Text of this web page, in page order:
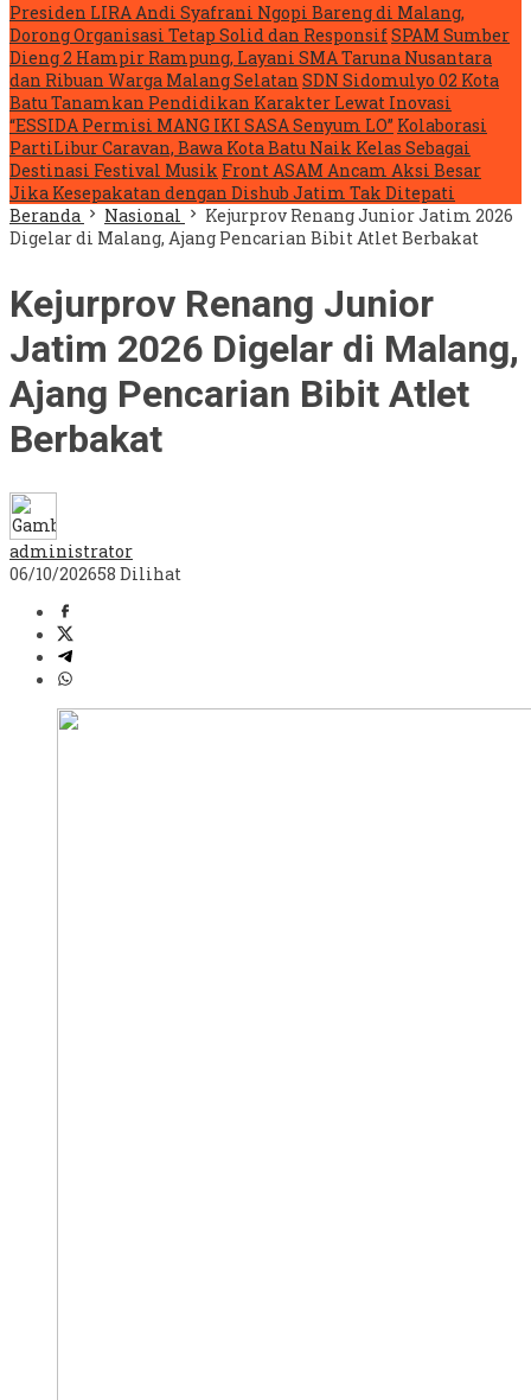
Presiden LIRA Andi Syafrani Ngopi Bareng di Malang,
Dorong Organisasi Tetap Solid dan ResponsifSPAM Sumber
Dieng 2 Hampir Rampung, Layani SMA Taruna Nusantara
dan Ribuan Warga Malang Selatan SDN Sidomulyo 02 Kota
Batu Tanamkan Pendidikan Karakter Lewat Inovasi
“ESSIDA Permisi MANG IKI SASA Senyum LO” Kolaborasi
PartiLibur Caravan, Bawa Kota Batu Naik Kelas Sebagai
Destinasi Festival Musik Front ASAM Ancam Aksi Besar
Jika Kesepakatan dengan Dishub Jatim Tak Ditepati
Beranda
Nasional
Kejurprov Renang Junior Jatim 2026
Digelar di Malang, Ajang Pencarian Bibit Atlet Berbakat
Kejurprov Renang Junior
Jatim 2026 Digelar di Malang,
Ajang Pencarian Bibit Atlet
Berbakat
administrator
06/10/202658 Dilihat